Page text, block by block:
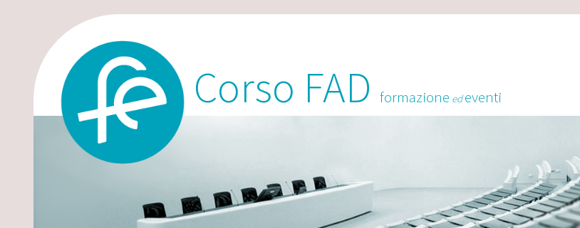
Corso FAD formazione edeventi